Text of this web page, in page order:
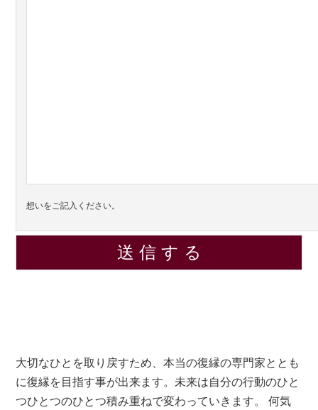
想いをご記入ください。
大切なひとを取り戻すため、本当の復縁の専門家ととも
に復縁を目指す事が出来ます。未来は自分の行動のひと
つひとつのひとつ積み重ねで変わっていきます。 何気